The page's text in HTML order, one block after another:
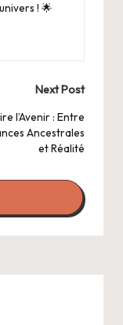
! 🌟
Next Post
l’Avenir : Entre
Ancestrales
et Réalité